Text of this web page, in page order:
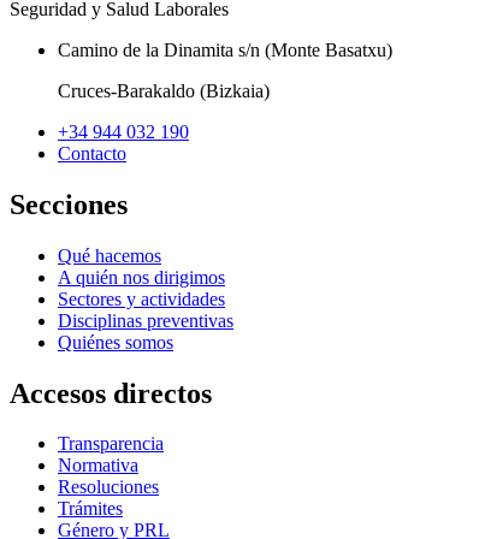
Seguridad y Salud Laborales
Camino de la Dinamita s/n (Monte Basatxu)
Cruces-Barakaldo (Bizkaia)
+34 944 032 190
Contacto
Secciones
Qué hacemos
A quién nos dirigimos
Sectores y actividades
Disciplinas preventivas
Quiénes somos
Accesos directos
Transparencia
Normativa
Resoluciones
Trámites
Género y PRL